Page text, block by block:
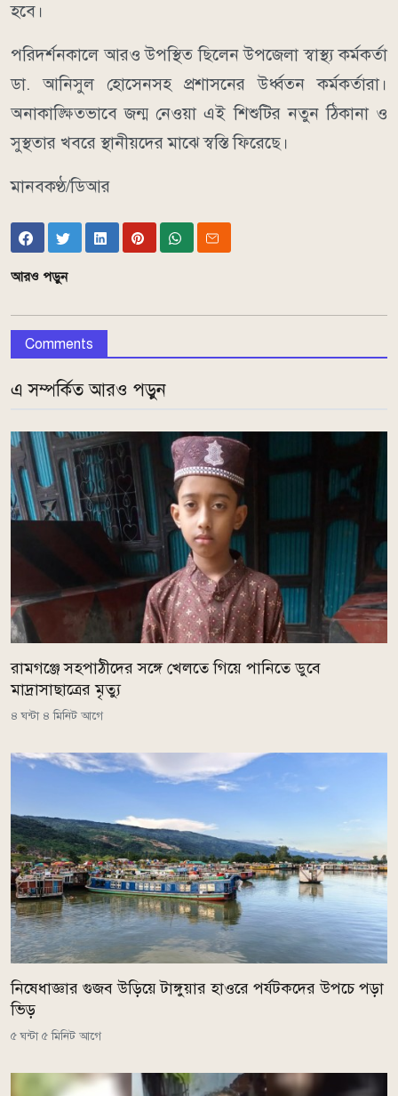
হবে।
পরিদর্শনকালে আরও উপস্থিত ছিলেন উপজেলা স্বাস্থ্য কর্মকর্তা
ডা. আনিসুল হোসেনসহ প্রশাসনের উর্ধ্বতন কর্মকর্তারা।
অনাকাঙ্ক্ষিতভাবে জন্ম নেওয়া এই শিশুটির নতুন ঠিকানা ও
সুস্থতার খবরে স্থানীয়দের মাঝে স্বস্তি ফিরেছে।
মানবকণ্ঠ/ডিআর
আরও পড়ুন
Comments
এ সম্পর্কিত আরও পড়ুন
রামগঞ্জে সহপাঠীদের সঙ্গে খেলতে গিয়ে পানিতে ডুবে
মাদ্রাসাছাত্রের মৃত্যু
৪ ঘন্টা ৪ মিনিট আগে
নিষেধাজ্ঞার গুজব উড়িয়ে টাঙ্গুয়ার হাওরে পর্যটকদের উপচে পড়া
ভিড়
৫ ঘন্টা ৫ মিনিট আগে